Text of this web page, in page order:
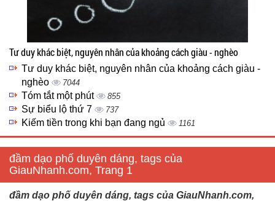
Tư duy khác biệt, nguyên nhân của khoảng cách giàu - nghèo
Tư duy khác biệt, nguyên nhân của khoảng cách giàu -
nghèo
7044
Tóm tắt một phút 855
Sự biểu lộ thứ 7 737
Kiếm tiền trong khi bạn đang ngủ 1161
đầm dạo phố duyên dáng, tags của
GiauNhanh.com, Trang 1
đầm dạo phố duyên dáng, tags của GiauNhanh.com,